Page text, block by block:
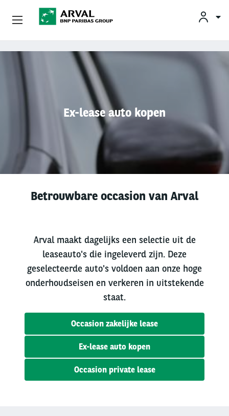
Overslaan en naar de inhoud gaan
Ex-lease auto kopen
Betrouwbare occasion van Arval
Arval maakt dagelijks een selectie uit de
leaseauto's die ingeleverd zijn. Deze
geselecteerde auto's voldoen aan onze hoge
onderhoudseisen en verkeren in uitstekende
staat.
Occasion zakelijke lease
Ex-lease auto kopen
Occasion private lease
Zakelijk Leasen
Klantenservice